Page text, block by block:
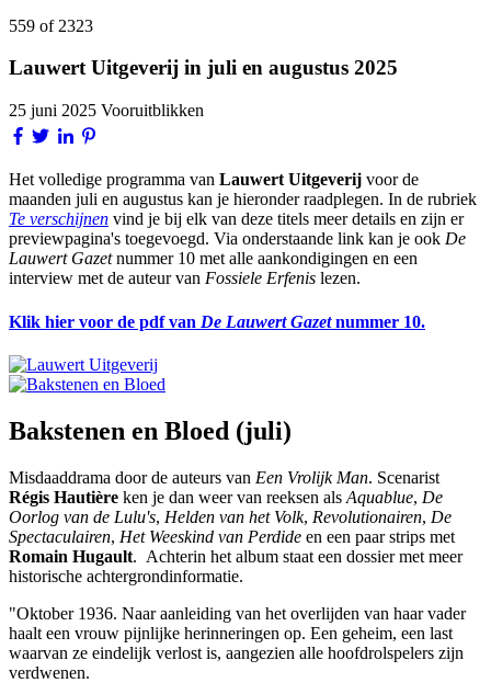
559 of 2323
Lauwert Uitgeverij in juli en augustus 2025
25 juni 2025 Vooruitblikken
Het volledige programma van Lauwert Uitgeverij voor de
maanden juli en augustus kan je hieronder raadplegen. In de rubriek
Te verschijnen vind je bij elk van deze titels meer details en zijn er
previewpagina's toegevoegd. Via onderstaande link kan je ook De
Lauwert Gazetnummer 10 met alle aankondigingen en een
interview met de auteur van Fossiele Erfenis lezen.
Klik hier voor de pdf van De Lauwert Gazetnummer 10.
Bakstenen en Bloed (juli)
Misdaaddrama door de auteurs van Een Vrolijk Man. Scenarist
Régis Hautière ken je dan weer van reeksen als Aquablue, De
Oorlog van de Lulu's, Helden van het Volk, Revolutionairen, De
Spectaculairen, Het Weeskind van Perdide en een paar strips met
Romain Hugault. Achterin het album staat een dossier met meer
historische achtergrondinformatie.
"Oktober 1936. Naar aanleiding van het overlijden van haar vader
haalt een vrouw pijnlijke herinneringen op. Een geheim, een last
waarvan ze eindelijk verlost is, aangezien alle hoofdrolspelers zijn
verdwenen.